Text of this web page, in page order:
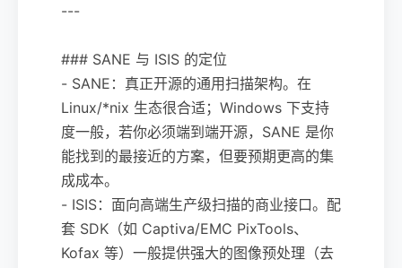
---
### SANE 与 ISIS 的定位
- SANE：真正开源的通用扫描架构。在
Linux/*nix 生态很合适；Windows 下支持
度一般，若你必须端到端开源，SANE 是你
能找到的最接近的方案，但要预期更高的集
成成本。
- ISIS：面向高端生产级扫描的商业接口。配
套 SDK（如 Captiva/EMC PixTools、
Kofax 等）一般提供强大的图像预处理（去